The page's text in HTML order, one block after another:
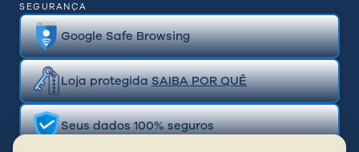
SEGURANÇA
Google Safe Browsing
Loja protegidaSAIBA POR QUÊ
Seus dados 100% seguros